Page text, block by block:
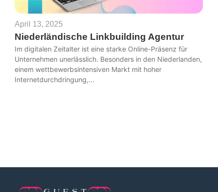
April 13, 2025
Niederländische Linkbuilding Agentur
Im digitalen Zeitalter ist eine starke Online-Präsenz für
Unternehmen unerlässlich. Besonders in den Niederlanden,
einem wettbewerbsintensiven Markt mit hoher
Internetdurchdringung,...